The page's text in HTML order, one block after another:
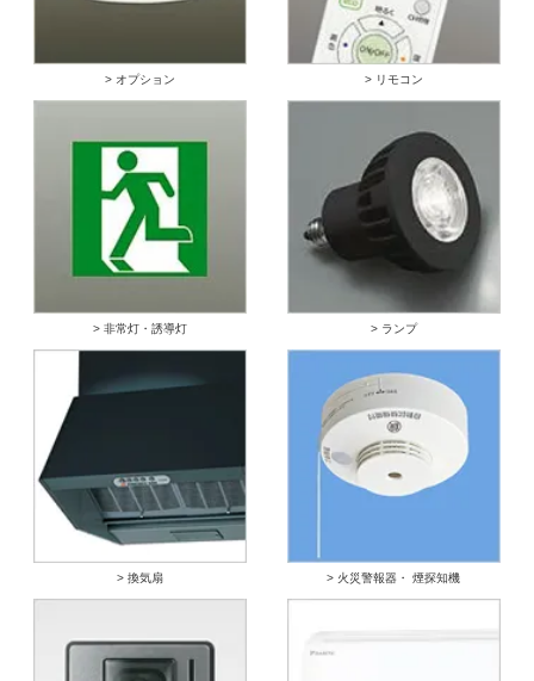
> オプション > リモコン
> 非常灯・誘導灯 > ランプ
> 換気扇 > 火災警報器・ 煙探知機